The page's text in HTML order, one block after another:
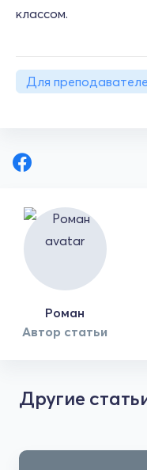
классом.
Для
Роман
Автор статьи
Другие